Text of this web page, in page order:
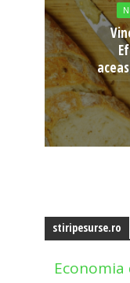
stiripesurse.ro